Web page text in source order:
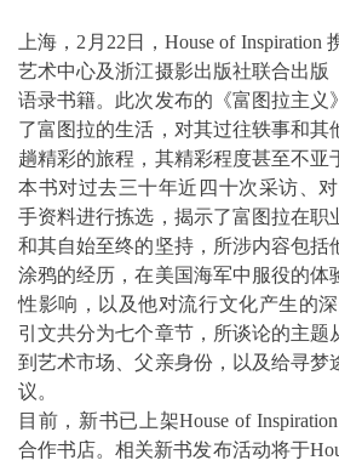
上海，2月22日，House of
艺术中心及浙江摄影出版社联合出版
语录书籍。此次发布的《富图拉主义
了富图拉的生活，对其过往轶事和其
趟精彩的旅程，其精彩程度甚至不亚
本书对过去三十年近四十次采访、
手资料进行拣选，揭示了富图拉在职
和其自始至终的坚持，所涉内容包括
涂鸦的经历，在美国海军中服役的体
性影响，以及他对流行文化产生的
引文共分为七个章节，所谈论的主题
到艺术市场、父亲身份，以及给寻梦
议。
目前，新书已上架House of
合作书店。相关新书发布活动将于